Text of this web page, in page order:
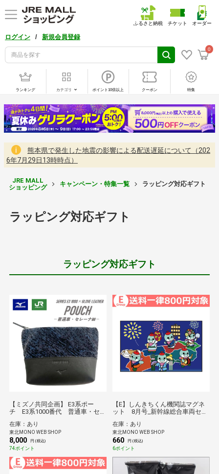
ログイン / 新規会員登録
0
ふるさと納税 チケット オーダー
ランキング カテゴリ ポイント10倍以上 クーポン 特集
熊本県で発生した地震の影響による配送遅延について（202
6年7月29日13時時点）
JRE MALL
ショッピング
キャンペーン・特集一覧 ラッピング対応ギフト
ラッピング対応ギフト
ラッピング対応ギフト
【ミズノ共同企画】 E3系ポー
チ E3系1000番代 普通車・セレ
在庫：あり
東北MONO WEB SHOP
8,000 円 (税込)
74ポイント
【E】しんきちくん機関誌マグネ
ット 8月号_新幹線総合車両セン
在庫：あり
東北MONO WEB SHOP
660 円 (税込)
6ポイント